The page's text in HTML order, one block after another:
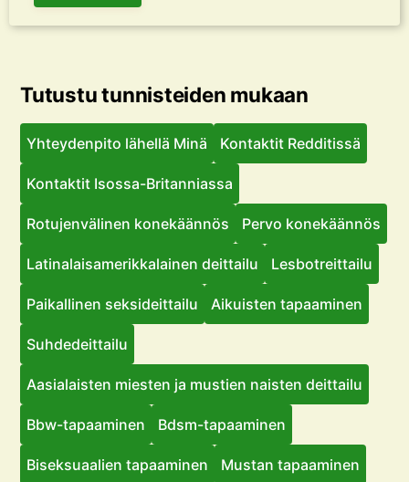
Tutustu tunnisteiden mukaan
Yhteydenpito lähellä Minä Kontaktit Redditissä
Kontaktit Isossa-Britanniassa
Rotujenvälinen konekäännös Pervo konekäännös
Latinalaisamerikkalainen deittailu Lesbotreittailu
Paikallinen seksideittailu Aikuisten tapaaminen
Suhdedeittailu
Aasialaisten miesten ja mustien naisten deittailu
Bbw-tapaaminen Bdsm-tapaaminen
Biseksuaalien tapaaminen Mustan tapaaminen